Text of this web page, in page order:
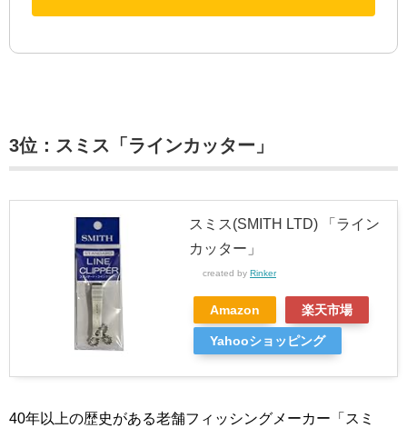
3位：スミス「ラインカッター」
スミス(SMITH LTD) 「ライン
カッター」
created by Rinker
Amazon 楽天市場
Yahooショッピング
40年以上の歴史がある老舗フィッシングメーカー「スミ